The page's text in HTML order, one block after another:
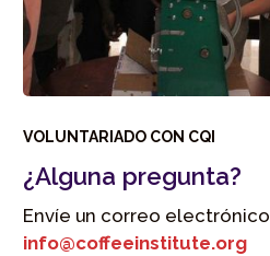
VOLUNTARIADO CON CQI
¿Alguna pregunta?
Envíe un correo electrónico
info@coffeeinstitute.org